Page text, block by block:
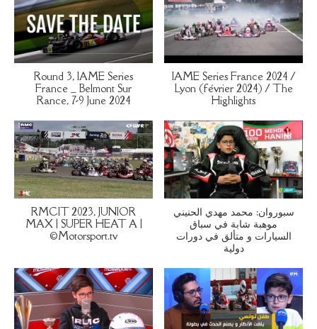
Round 3, IAME Series
France _ Belmont Sur
Rance, 7-9 June 2024
IAME Series France 2024 /
Lyon (février 2024) / The
Highlights
RMCIT 2023, JUNIOR
MAX | SUPER HEAT A |
©Motorsport.tv
سبوروان: محمد مهدي الحنيني
موهبة شابة في سباق
السيارات و متألق في دورات
دولية